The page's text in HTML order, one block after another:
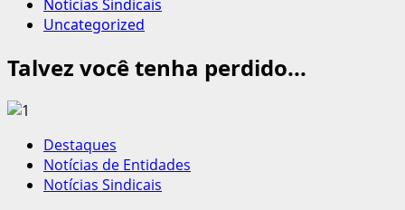
Notícias Sindicais
Uncategorized
Talvez você tenha perdido...
Destaques
Notícias de Entidades
Notícias Sindicais